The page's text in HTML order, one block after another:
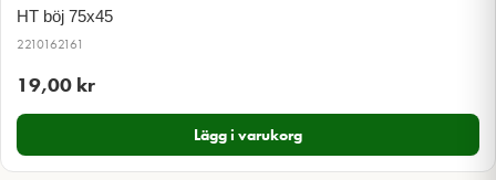
HT böj 75x45
2210162161
19,00 kr
Lägg i varukorg